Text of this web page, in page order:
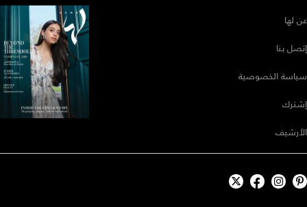
عن لها
إتصل بنا
سياسة الخصوصية
إشترك
الأرشيف